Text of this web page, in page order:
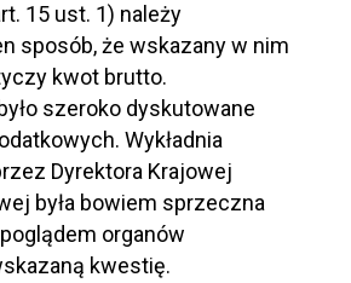
15 ust. 1) należy
sposób, że wskazany w nim
kwot brutto.
szeroko dyskutowane
Wykładnia
Dyrektora Krajowej
była bowiem sprzeczna
organów
kwestię.